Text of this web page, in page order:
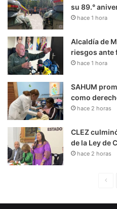
su 89.°
hace 1 hora
Alcaldía de
riesgos ante
hace 1 hora
SAHUM
como
hace 2 horas
CLEZ
de la Ley de
hace 2 horas